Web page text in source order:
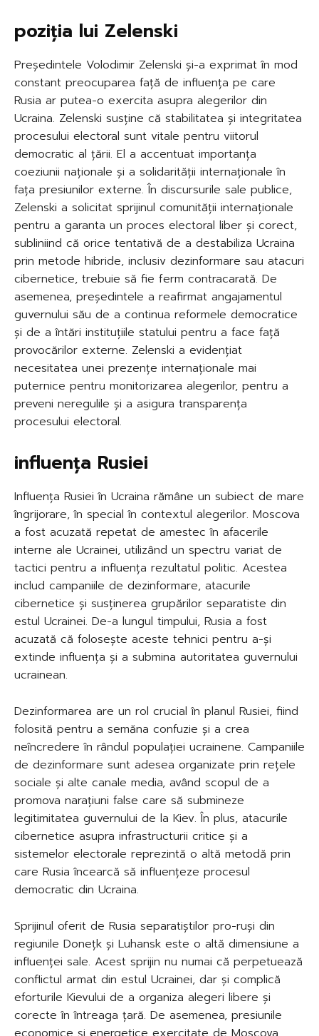
poziția lui Zelenski
Președintele Volodimir Zelenski și-a exprimat în mod
constant preocuparea față de influența pe care
Rusia ar putea-o exercita asupra alegerilor din
Ucraina. Zelenski susține că stabilitatea și integritatea
procesului electoral sunt vitale pentru viitorul
democratic al țării. El a accentuat importanța
coeziunii naționale și a solidarității internaționale în
fața presiunilor externe. În discursurile sale publice,
Zelenski a solicitat sprijinul comunității internaționale
pentru a garanta un proces electoral liber și corect,
subliniind că orice tentativă de a destabiliza Ucraina
prin metode hibride, inclusiv dezinformare sau atacuri
cibernetice, trebuie să fie ferm contracarată. De
asemenea, președintele a reafirmat angajamentul
guvernului său de a continua reformele democratice
și de a întări instituțiile statului pentru a face față
provocărilor externe. Zelenski a evidențiat
necesitatea unei prezențe internaționale mai
puternice pentru monitorizarea alegerilor, pentru a
preveni neregulile și a asigura transparența
procesului electoral.
influența Rusiei
Influența Rusiei în Ucraina rămâne un subiect de mare
îngrijorare, în special în contextul alegerilor. Moscova
a fost acuzată repetat de amestec în afacerile
interne ale Ucrainei, utilizând un spectru variat de
tactici pentru a influența rezultatul politic. Acestea
includ campaniile de dezinformare, atacurile
cibernetice și susținerea grupărilor separatiste din
estul Ucrainei. De-a lungul timpului, Rusia a fost
acuzată că folosește aceste tehnici pentru a-și
extinde influența și a submina autoritatea guvernului
ucrainean.
Dezinformarea are un rol crucial în planul Rusiei, fiind
folosită pentru a semăna confuzie și a crea
neîncredere în rândul populației ucrainene. Campaniile
de dezinformare sunt adesea organizate prin rețele
sociale și alte canale media, având scopul de a
promova narațiuni false care să submineze
legitimitatea guvernului de la Kiev. În plus, atacurile
cibernetice asupra infrastructurii critice și a
sistemelor electorale reprezintă o altă metodă prin
care Rusia încearcă să influențeze procesul
democratic din Ucraina.
Sprijinul oferit de Rusia separatiștilor pro-ruși din
regiunile Donețk și Luhansk este o altă dimensiune a
influenței sale. Acest sprijin nu numai că perpetuează
conflictul armat din estul Ucrainei, dar și complică
eforturile Kievului de a organiza alegeri libere și
corecte în întreaga țară. De asemenea, presiunile